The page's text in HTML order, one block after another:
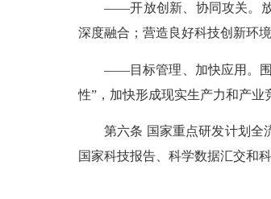
——开放创新、协同攻关。放眼
深度融合；营造良好科技创新环
——目标管理、加快应用。围绕
性”，加快形成现实生产力和产业
第六条 国家重点研发计划全流
国家科技报告、科学数据汇交和